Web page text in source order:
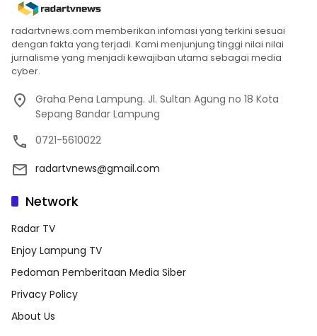
radartvnews.com memberikan infomasi yang terkini sesuai
dengan fakta yang terjadi. Kami menjunjung tinggi nilai nilai
jurnalisme yang menjadi kewajiban utama sebagai media
cyber.
Graha Pena Lampung. Jl. Sultan Agung no 18 Kota
Sepang Bandar Lampung
0721-5610022
radartvnews@gmail.com
Network
Radar TV
Enjoy Lampung TV
Pedoman Pemberitaan Media Siber
Privacy Policy
About Us